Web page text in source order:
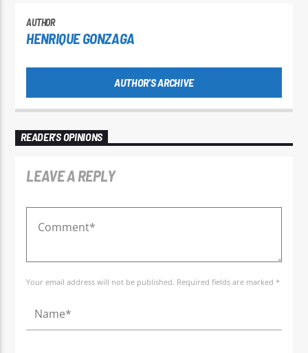
AUTHOR
HENRIQUE GONZAGA
AUTHOR'S ARCHIVE
READER'S OPINIONS
LEAVE A REPLY
Your email address will not be published. Required fields are marked *